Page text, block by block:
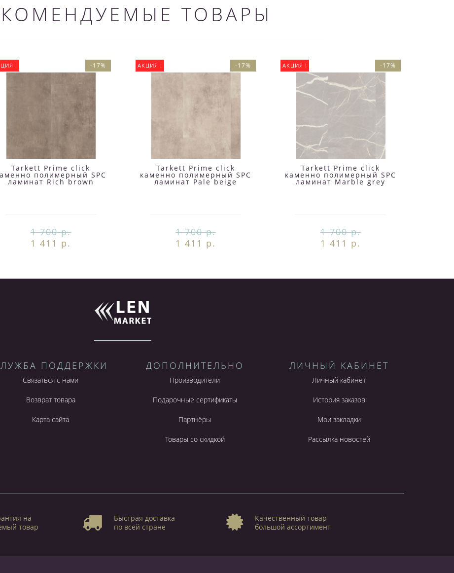
ТОВАРЫ
! -17%
Tarkett Prime click
полимерный SPC
ламинат Rich brown
1 700 р.
1 411 р.
АКЦИЯ ! -17%
Tarkett Prime click
каменно полимерный SPC
ламинат Pale beige
1 700 р.
1 411 р.
АКЦИЯ ! -17%
Tarkett Prime click
каменно полимерный SPC
ламинат Marble grey
1 700 р.
1 411 р.
ПОДДЕРЖКИ
Связаться с нами
Возврат товара
Карта сайта
ДОПОЛНИТЕЛЬНО
Производители
Подарочные сертификаты
Партнёры
Товары со скидкой
ЛИЧНЫЙ КАБИНЕТ
Личный кабинет
История заказов
Мои закладки
Рассылка новостей
на
товар
Быстрая доставка
по всей стране
Качественный товар
большой ассортимент